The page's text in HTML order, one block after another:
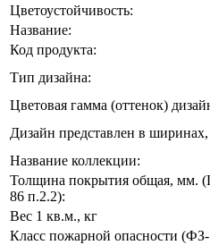
Цветоустойчивость:
Название:
Код продукта:
Тип дизайна:
Цветовая гамма (оттенок)
Дизайн представлен в
Название коллекции:
Толщина покрытия общая, мм.
86 п.2.2):
Вес 1 кв.м., кг
Класс пожарной опасности